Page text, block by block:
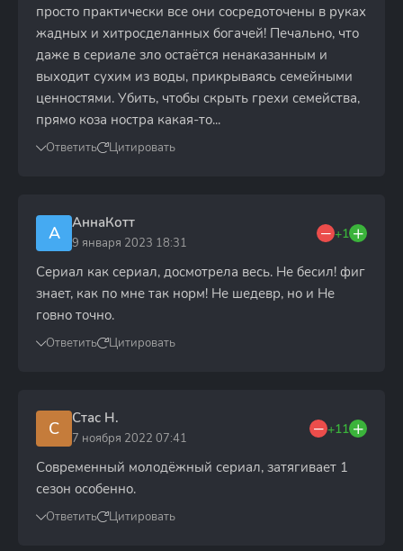
просто практически все они сосредоточены в руках
жадных и хитросделанных богачей! Печально, что
даже в сериале зло остаётся ненаказанным и
выходит сухим из воды, прикрываясь семейными
ценностями. Убить, чтобы скрыть грехи семейства,
прямо коза ностра какая-то...
Ответить Цитировать
А АннаКотт
9 января 2023 18:31
+1
Сериал как сериал, досмотрела весь. Не бесил! фиг
знает, как по мне так норм! Не шедевр, но и Не
говно точно.
Ответить Цитировать
С Стас Н.
7 ноября 2022 07:41
+11
Современный молодёжный сериал, затягивает 1
сезон особенно.
Ответить Цитировать